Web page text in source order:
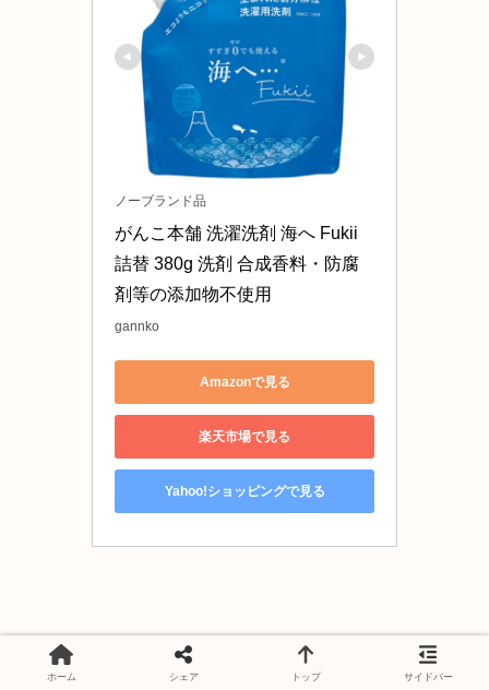
ノーブランド品
がんこ本舗 洗濯洗剤 海へ Fukii
詰替 380g 洗剤 合成香料・防腐
剤等の添加物不使用
gannko
Amazonで見る
楽天市場で見る
Yahoo!ショッピングで見る
ホーム シェア トップ サイドバー